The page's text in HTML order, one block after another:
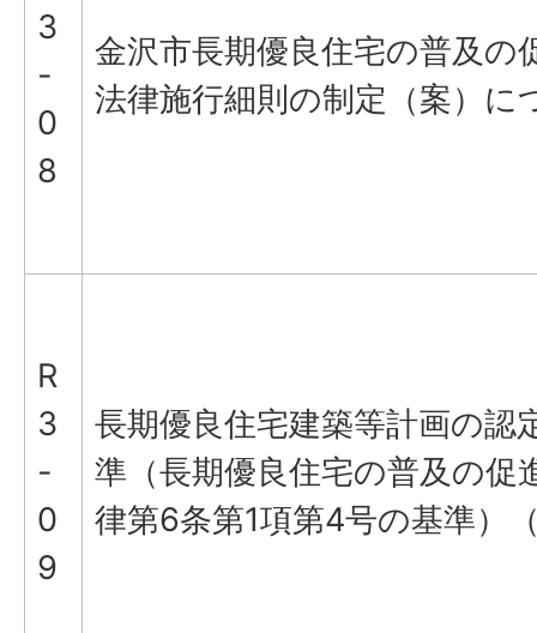
3
-
0
8
金沢市長期優良住宅の普及の
法律施行細則の制定（案）に
R
3
-
0
9
長期優良住宅建築等計画の認
準（長期優良住宅の普及の促
律第6条第1項第4号の基準）